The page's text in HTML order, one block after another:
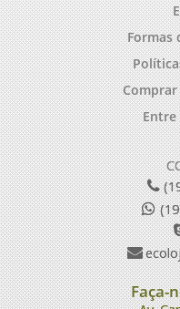
Formas
Entre
Faça-